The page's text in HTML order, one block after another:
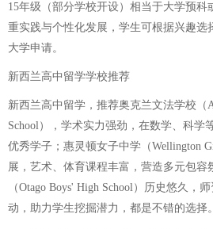
15年级（部分学校开设）相当于大学预科
重实践与个性化发展，学生可根据兴趣选
大学申请。
新西兰高中留学学校推荐
新西兰高中留学，推荐奥克兰文法学校（
School），学术实力强劲，在数学、科学
优秀学子；惠灵顿女子中学（Wellington
展，艺术、体育课程丰富，营造多元包容
（Otago Boys' High School）历史悠久，
动，助力学生挖掘潜力，都是不错的选择。